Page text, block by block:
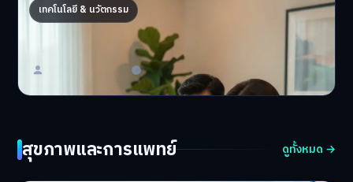
เทคโนโลยี & นวัตกรรม
AI คำนวณเงินเกษียณที่แท้จริง วัยทำงานต้องมีเท่า
ไหร่?
AI ช่วยคำนวณเงินเกษียณ…
23 มิถุนายน 2026
สุขภาพและการแพทย์ ดูทั้งหมด →